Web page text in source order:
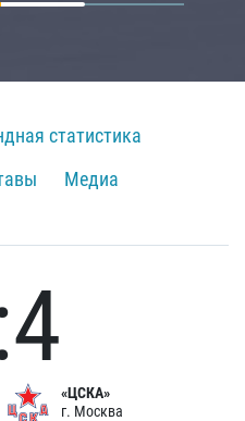
статистика
Медиа
«ЦСКА»
г. Москва